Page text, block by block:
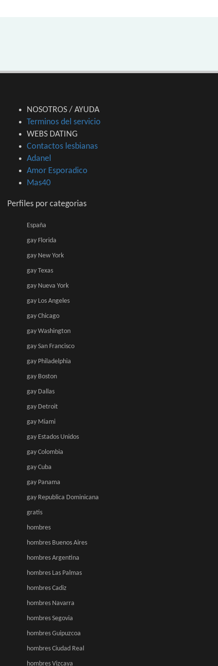
NOSOTROS / AYUDA
Terminos del servicio
WEBS DATING
Contactos lesbianas
Adanel
Amor Esporadico
Mas40
Perfiles por categorias
España
gay Florida
gay New York
gay Texas
gay Nueva York
gay Los Angeles
gay Chicago
gay Washington
gay San Francisco
gay Philadelphia
gay Boston
gay Dallas
gay Detroit
gay Miami
gay Estados Unidos
gay Colombia
gay Cuba
gay Panama
gay Republica Dominicana
gratis
hombres
hombres Buenos Aires
hombres Argentina
hombres Las Palmas
hombres Cadiz
hombres Navarra
hombres Segovia
hombres Guipuzcoa
hombres Ciudad Real
hombres Vizcaya